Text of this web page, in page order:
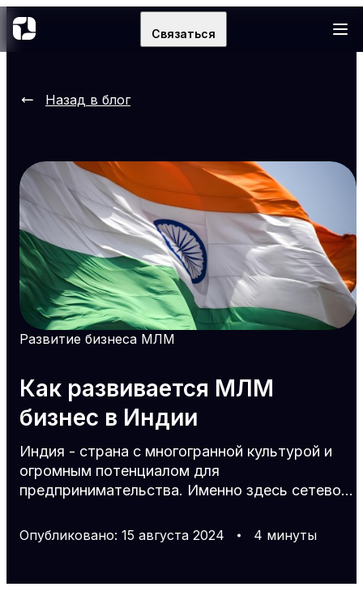
Связаться
Назад в блог
Развитие бизнеса МЛМ
Как развивается МЛМ
бизнес в Индии
Индия - страна с многогранной культурой и
огромным потенциалом для
предпринимательства. Именно здесь сетевой
бизнесе и уже превратился в одну из самых
быстроразвивающихся бизнес-моделей. Но
привлекательным и о каких нюансах важно
Опубликовано: 15 августа 2024 4 минуты